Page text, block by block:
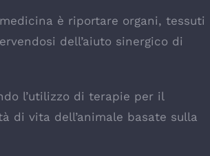
è riportare organi, tessuti
dell’aiuto sinergico di
l’utilizzo di terapie per il
di vita dell’animale basate sulla